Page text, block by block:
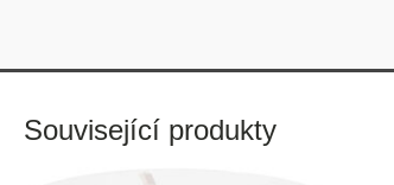
Související produkty